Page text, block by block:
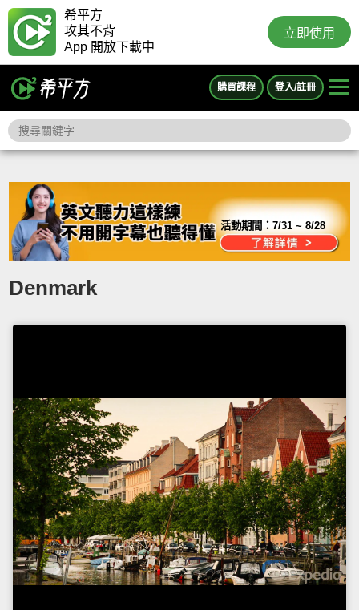
希平方
攻其不背
App 開放下載中
立即使用
購買課程 登入/註冊
活動期間：7/31 ~ 8/28
Denmark